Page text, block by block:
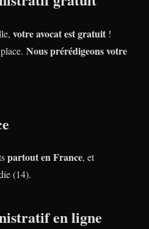
votre avocat est gratuit !
Nous prérédigeons votre
partout en France, et
(14).
en ligne